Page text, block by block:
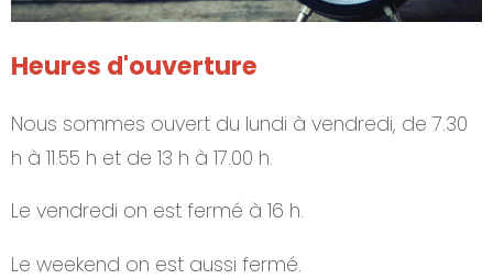
Heures d'ouverture
Nous sommes ouvert du lundi à vendredi, de 7.30
h à 11.55 h et de 13 h à 17.00 h.
Le vendredi on est fermé à 16 h.
Le weekend on est aussi fermé.